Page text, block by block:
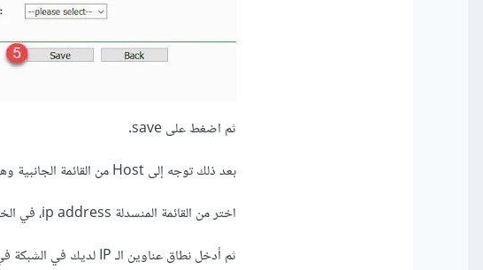
ثم اضغط على save.
بعد ذلك توجه إلى Host من القائمة الجانبية وهو الخيار أعلى target الذي اخترناه منذ قليل.
اختر من القائمة المنسدلة ip address، في الخانة الثانية اكتب أي اسم وليكن pubg.